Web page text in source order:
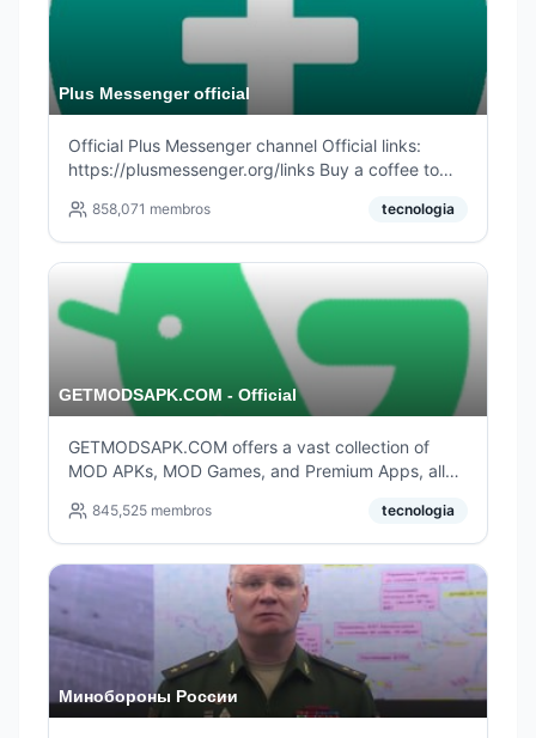
Plus Messenger official
Official Plus Messenger channel Official links:
https://plusmessenger.org/links Buy a coffee to
support groups: http://t.me/plusmsgrFAQ/6
858,071 membros tecnologia
GETMODSAPK.COM - Official
GETMODSAPK.COM offers a vast collection of
MOD APKs, MOD Games, and Premium Apps, all
845,525 membros tecnologia
Минобороны России